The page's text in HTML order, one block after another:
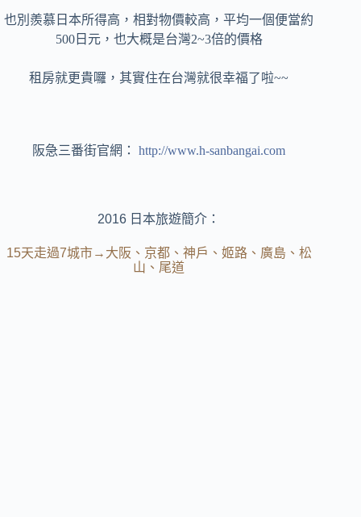
也別羨慕日本所得高，相對物價較高，平均一個便當約
500日元，也大概是台灣2~3倍的價格
租房就更貴囉，其實住在台灣就很幸福了啦~~
阪急三番街官網： http://www.h-sanbangai.com
2016 日本旅遊簡介：
15天走過7城市→大阪、京都、神戶、姬路、廣島、松
山、尾道